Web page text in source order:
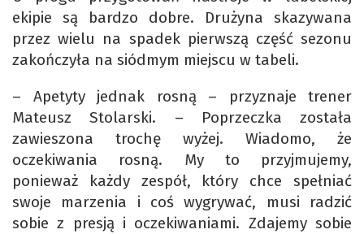
ekipie są bardzo dobre. Drużyna skazywana
przez wielu na spadek pierwszą część sezonu
zakończyła na siódmym miejscu w tabeli.
– Apetyty jednak rosną – przyznaje trener
Mateusz Stolarski. – Poprzeczka została
zawieszona trochę wyżej. Wiadomo, że
oczekiwania rosną. My to przyjmujemy,
ponieważ każdy zespół, który chce spełniać
swoje marzenia i coś wygrywać, musi radzić
sobie z presją i oczekiwaniami. Zdajemy sobie